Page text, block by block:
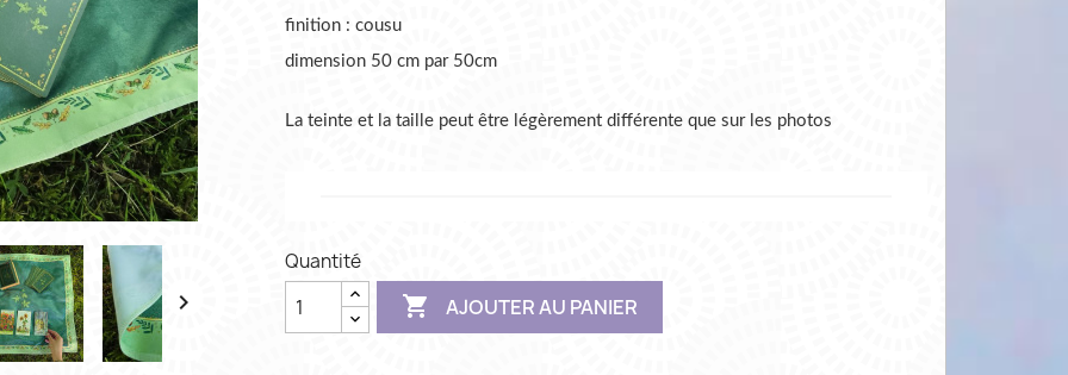

finition : cousu
dimension 50 cm par 50cm
La teinte et la taille peut être légèrement différente que sur les photos
Quantité
 AJOUTER AU PANIER